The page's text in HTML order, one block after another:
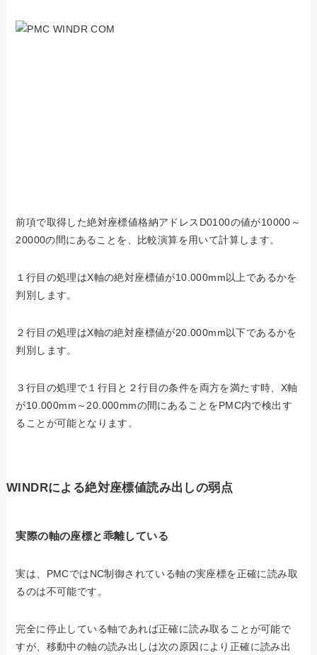
前項で取得した絶対座標値格納アドレスD0100の値が10000～
20000の間にあることを、比較演算を用いて計算します。
１行目の処理はX軸の絶対座標値が10.000mm以上であるかを
判別します。
２行目の処理はX軸の絶対座標値が20.000mm以下であるかを
判別します。
３行目の処理で１行目と２行目の条件を両方を満たす時、X軸
が10.000mm～20.000mmの間にあることをPMC内で検出す
ることが可能となります。
WINDRによる絶対座標値読み出しの弱点
実際の軸の座標と乖離している
実は、PMCではNC制御されている軸の実座標を正確に読み取
るのは不可能です。
完全に停止している軸であれば正確に読み取ることが可能で
すが、移動中の軸の読み出しは次の原因により正確に読み出